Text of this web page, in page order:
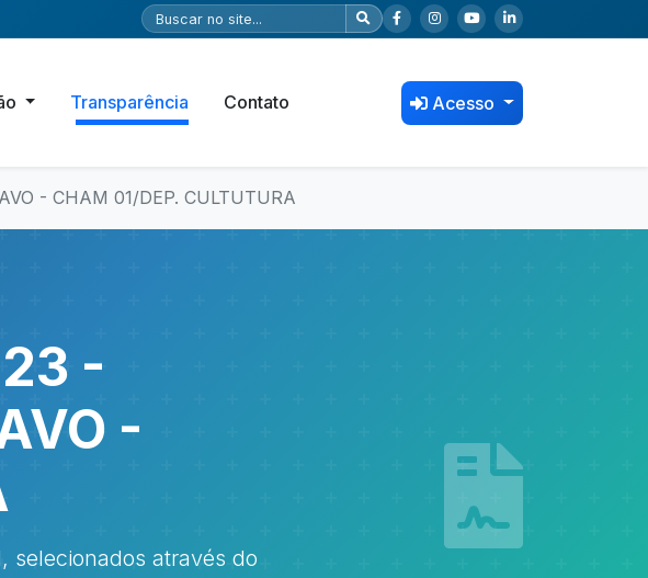
Transparência Contato Acesso
- CHAM 01/DEP. CULTUTURA
-
-
selecionados através do